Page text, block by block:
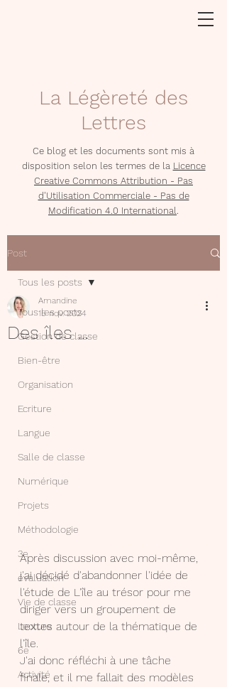
La Légèreté des
Lettres
Ce blog et les documents sont mis à
disposition selon les termes de la Licence
Creative Commons Attribution - Pas
d'Utilisation Commerciale - Pas de
Modification 4.0 International.
Post
Tous les posts
Gestion de classe
Bien-être
Organisation
Ecriture
Langue
Salle de classe
Numérique
Projets
Méthodologie
3e
évaluation
Vie de classe
Lecture
6e
Activité
Tous les posts
Des îles ...
Amandine
15 nov. 2024
Après discussion avec moi-même,
j'ai décidé d'abandonner l'idée de
l'étude de L'île au trésor pour me
diriger vers un groupement de
textes autour de la thématique de
l'île.
J'ai donc réfléchi à une tâche
finale, et il me fallait des modèles